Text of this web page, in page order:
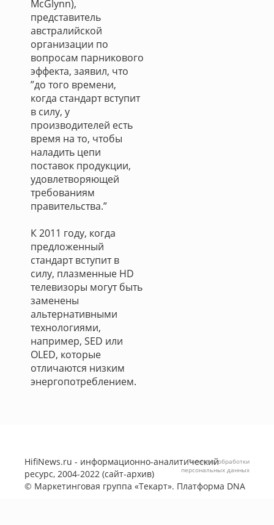
McGlynn),
представитель
австралийской
организации по
вопросам парникового
эффекта, заявил, что
”до того времени,
когда стандарт вступит
в силу, у
производителей есть
время на то, чтобы
наладить цепи
поставок продукции,
удовлетворяющей
требованиям
правительства.”
К 2011 году, когда
предложенный
стандарт вступит в
силу, плазменные HD
телевизоры могут быть
заменены
альтернативными
технологиями,
например, SED или
OLED, которые
отличаются низким
энергопотреблением.
HifiNews.ru - информационно-аналитический
ресурс, 2004-2022 (сайт-архив)
© Маркетинговая группа «Текарт». Платформа DNA
Политика обработки
персональных данных